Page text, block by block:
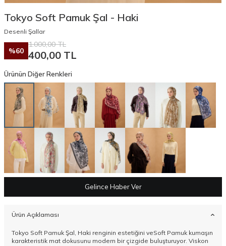
Tokyo Soft Pamuk Şal - Haki
Desenli Şallar
%60
1.000,00TL
400,00 TL
Ürünün Diğer Renkleri
Gelince Haber Ver
Ürün Açıklaması
Tokyo Soft Pamuk Şal, Haki renginin estetiğini veSoft Pamuk kumaşın
karakteristik mat dokusunu modern bir çizgide buluşturuyor. Viskon